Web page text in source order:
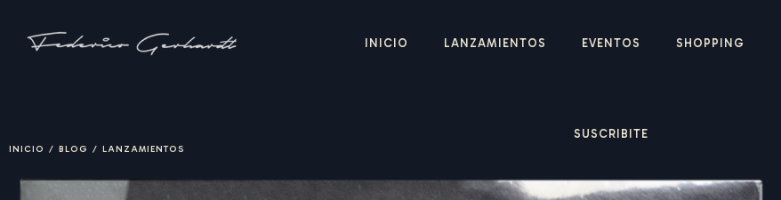
INICIO LANZAMIENTOS EVENTOS SHOPPING
SUSCRIBITE
INICIO / BLOG / LANZAMIENTOS